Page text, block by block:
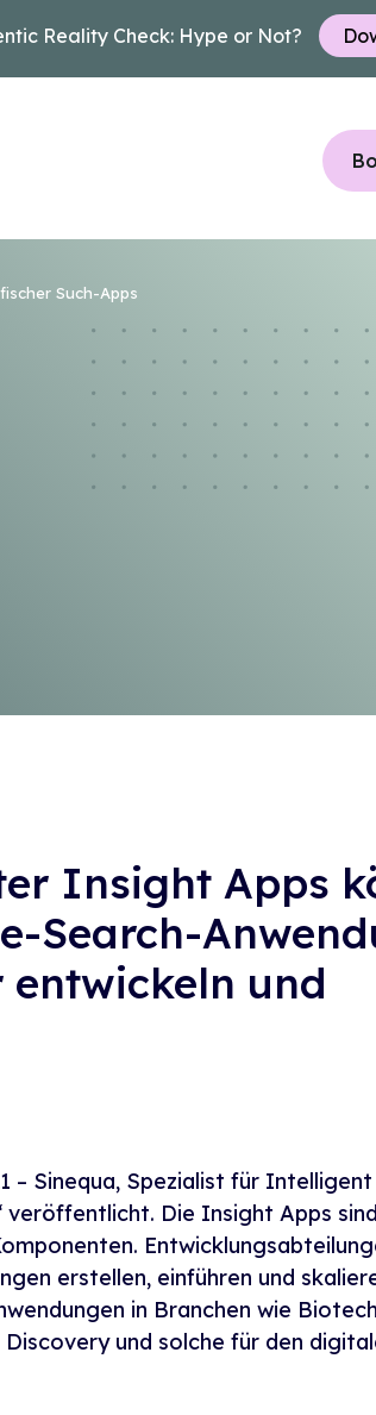
Reality Check: Hype or Not?
Such-Apps
Insight Apps
Search-
und
Sinequa, Spezialist für
Die Insight Apps
erstellen, einführen und
in Branchen wie
und solche für den